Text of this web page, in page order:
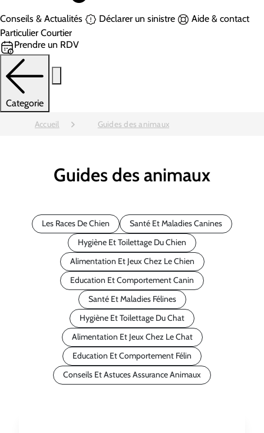
Conseils & Actualités Déclarer un sinistre
Aide & contact
Particulier Courtier
Prendre un RDV
Categorie
Accueil Guides des animaux
Guides des animaux
Les Races De Chien
Santé Et Maladies Canines
Hygiène Et Toilettage Du Chien
Alimentation Et Jeux Chez Le Chien
Education Et Comportement Canin
Santé Et Maladies Félines
Hygiène Et Toilettage Du Chat
Alimentation Et Jeux Chez Le Chat
Education Et Comportement Félin
Conseils Et Astuces Assurance Animaux